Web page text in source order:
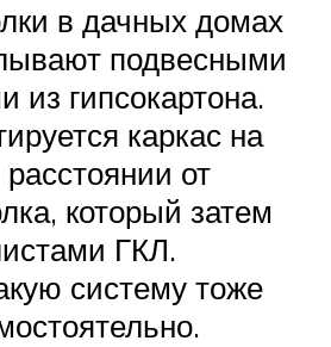
в дачных домах
подвесными
из гипсокартона.
каркас на
от
который затем
ГКЛ.
систему тоже